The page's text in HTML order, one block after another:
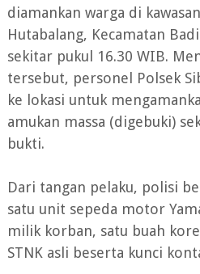
diamankan warga di
Hutabalang, Kecamatan
sekitar pukul 16.30 WIB.
tersebut, personel Polsek
ke lokasi untuk
amukan massa (digebuki)
bukti.
Dari tangan pelaku, polisi
satu unit sepeda motor
milik korban, satu buah
STNK asli beserta kunci